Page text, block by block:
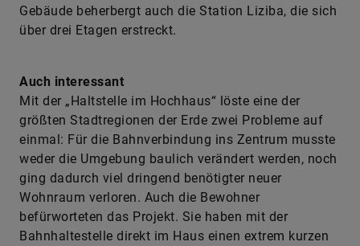
Gebäude beherbergt auch die Station Liziba, die sich
über drei Etagen erstreckt.
Auch interessant
Mit der „Haltstelle im Hochhaus“ löste eine der
größten Stadtregionen der Erde zwei Probleme auf
einmal: Für die Bahnverbindung ins Zentrum musste
weder die Umgebung baulich verändert werden, noch
ging dadurch viel dringend benötigter neuer
Wohnraum verloren. Auch die Bewohner
befürworteten das Projekt. Sie haben mit der
Bahnhaltestelle direkt im Haus einen extrem kurzen